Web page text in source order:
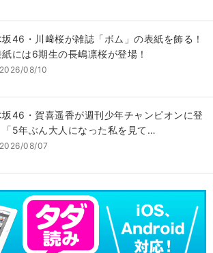
坂46・川﨑桜が雑誌「ボム」の表紙を飾る！
には6期生の長嶋凛桜が登場！
2026/08/10
坂46・賀喜遥香が週刊少年チャンピオンに登
「5年ぶん大人になった私を見て…
2026/08/07